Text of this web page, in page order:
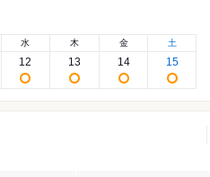
水
12
木
13
金
14
土
15